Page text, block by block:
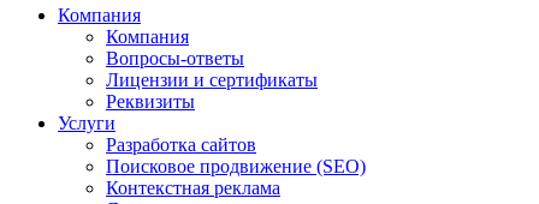
Компания
Компания
Вопросы-ответы
Лицензии и сертификаты
Реквизиты
Услуги
Разработка сайтов
Поисковое продвижение (SEO)
Контекстная реклама